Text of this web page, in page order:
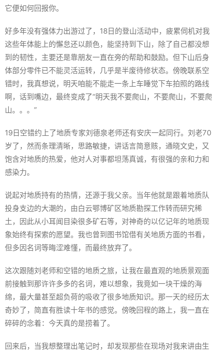
它便如何回报你。
好多年没有强体力出游过了，18日的登山活动中，疲累伺机对我
这些年体能上的懈怠还以颜色，能坚持到下山，除了自己都没想
到的韧性，主要还是靠朋友一直在旁的帮助和鼓励。但下山后身
体部分零件已不能灵活运转，几乎是半废待修状态。傍晚联系空
错时，我真想说，明天咱能不能走一条上车睡觉下车拍照的路线
啊，话到嘴边，最终变成了“明天我不要爬山，不要爬山，不要爬
山。。。”
19日空错约上了地质专家刘德泉老师还有安庆一起同行。刘老70
岁了，然而条理清晰，思路敏捷，讲话言简意赅，通晓文史，又
饱含对地质的热爱，他对人对事都坦荡真诚，有很强的亲和力和
感染力。
说起对地质持有的热情，还源于我父亲。当年他就是跟着地质队
投身支边的大潮的，由白云鄂博矿区地质勘探工作转而研究稀
土，因此从小耳闻目染很多矿石等，对神奇的以亿记年的地质现
象始终有探索的愿望。我也曾到图书馆借有关地质方面的书看，
但多因名词等晦涩难懂，而最终放弃了。
这次跟随刘老师和空错的地质之旅，让我在最直观的地质景观面
前接触到那许许多多的名词，难以想象，我竟如一块干燥的海
绵，最大量甚至超负荷的吸收了很多地质知识。那一天的经历太
奇妙了，简直有胜读十年书的感觉。傍晚回程的路上，我一直在
碎碎的念着：今天真的是捞着了。
回来后，当我想整理出笔记时，却发现那些在现场对我来讲由生